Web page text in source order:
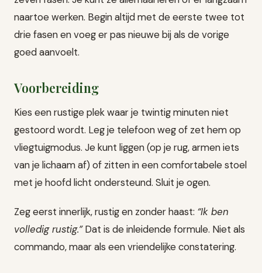
naartoe werken. Begin altijd met de eerste twee tot
drie fasen en voeg er pas nieuwe bij als de vorige
goed aanvoelt.
Voorbereiding
Kies een rustige plek waar je twintig minuten niet
gestoord wordt. Leg je telefoon weg of zet hem op
vliegtuigmodus. Je kunt liggen (op je rug, armen iets
van je lichaam af) of zitten in een comfortabele stoel
met je hoofd licht ondersteund. Sluit je ogen.
Zeg eerst innerlijk, rustig en zonder haast: “Ik ben
volledig rustig.”Dat is de inleidende formule. Niet als
commando, maar als een vriendelijke constatering.